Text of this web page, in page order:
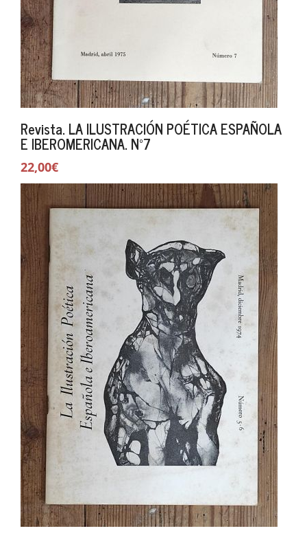
Revista. LA ILUSTRACIÓN POÉTICA ESPAÑOLA
E IBEROMERICANA. Nº7
22,00€